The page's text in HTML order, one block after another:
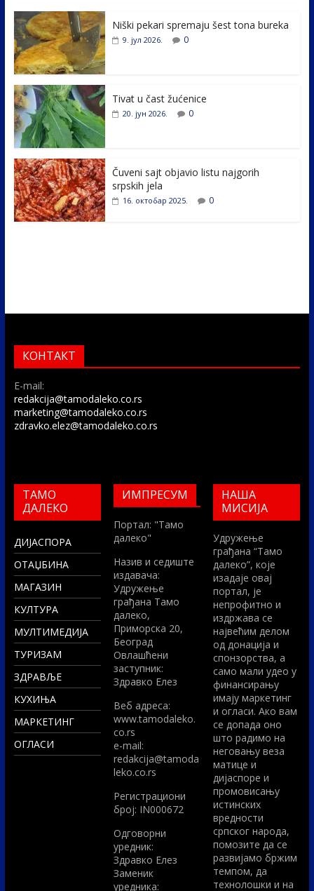
e
b
o
o
k
itt
er e
er
e
Niški pekari spremaju šest tona bureka
9. јул 2026. 0
Tivat u čast žućenice
20. јун 2026. 0
Čuveni sajt objavio listu najgorih
srpskih jela
16. октобар 2025. 0
КОНТАКТ
E-mail:
redakcija@tamodaleko.co.rs
marketing@tamodaleko.co.rs
zdravko.elez@tamodaleko.co.rs
ТАМО
ДАЛЕКО
ДИЈАСПОРА
ОТАЏБИНА
МАГАЗИН
КУЛТУРА
МУЛТИМЕДИЈА
ТУРИЗАМ
ЗДРАВЉЕ
КУХИЊА
МАРКЕТИНГ
ОГЛАСИ
ИМПРЕСУМ
Портал: "Тамо
далеко"
Назив и седиште
издавача:
Удружење
грађана Тамо
далеко,
Приморска 20,
Београд
Овлашћени
заступник:
Здравко Елез
Вeб адреса:
www.tamodaleko.
co.rs
e-mail:
redakcija@tamoda
leko.co.rs
Регистрациони
број: IN000672
Одговорни
уредник:
Здравко Елез
Заменик
уредника:
НАША
МИСИЈА
Удружење
грађана “Тамо
далеко”, које
изадаје овај
портал, је
непрофитно и
издржава се
највећим делом
од донација и
спонзорства, а
само мали удео у
финансирању
имају маркетинг
и огласи. Ако вам
се допада оно
што радимо на
неговању веза
матице и
дијаспоре и
промовисању
истинских
вредности
српског народа,
помозите да се
развијамо бржим
темпом, да
технолошки и на